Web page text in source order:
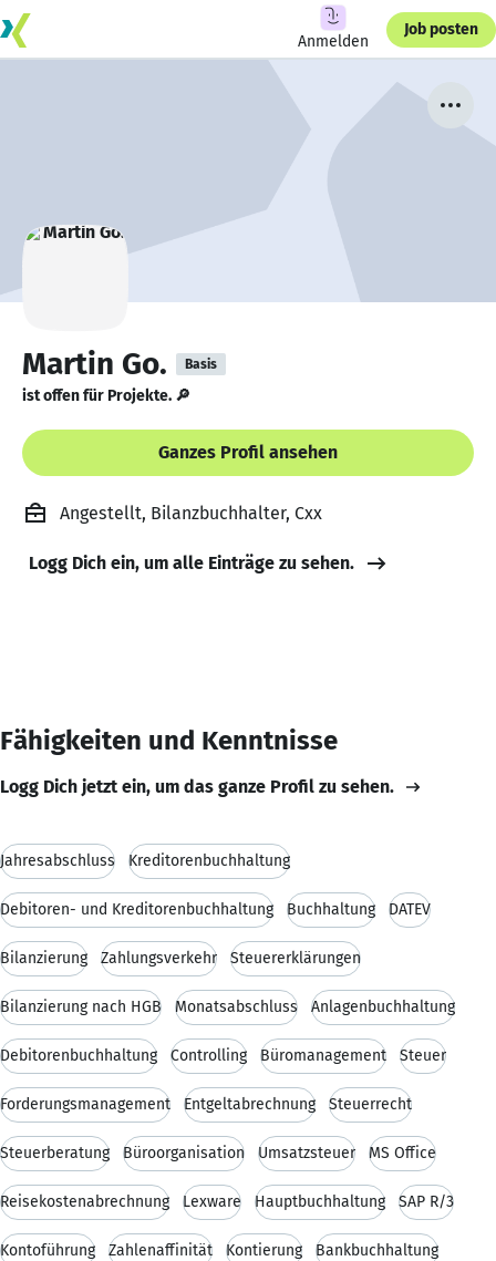
Anmelden
Job posten
Martin Go. Basis
ist offen für Projekte. 🔎
Ganzes Profil ansehen
Angestellt, Bilanzbuchhalter, Cxx
Logg Dich ein, um alle Einträge zu sehen.
Fähigkeiten und Kenntnisse
Logg Dich jetzt ein, um das ganze Profil zu sehen.
Jahresabschluss Kreditorenbuchhaltung
Debitoren- und Kreditorenbuchhaltung Buchhaltung DATEV
Bilanzierung Zahlungsverkehr Steuererklärungen
Bilanzierung nach HGB Monatsabschluss Anlagenbuchhaltung
Debitorenbuchhaltung Controlling Büromanagement Steuer
Forderungsmanagement Entgeltabrechnung Steuerrecht
Steuerberatung Büroorganisation Umsatzsteuer MS Office
Reisekostenabrechnung Lexware Hauptbuchhaltung SAP R/3
Kontoführung Zahlenaffinität Kontierung Bankbuchhaltung